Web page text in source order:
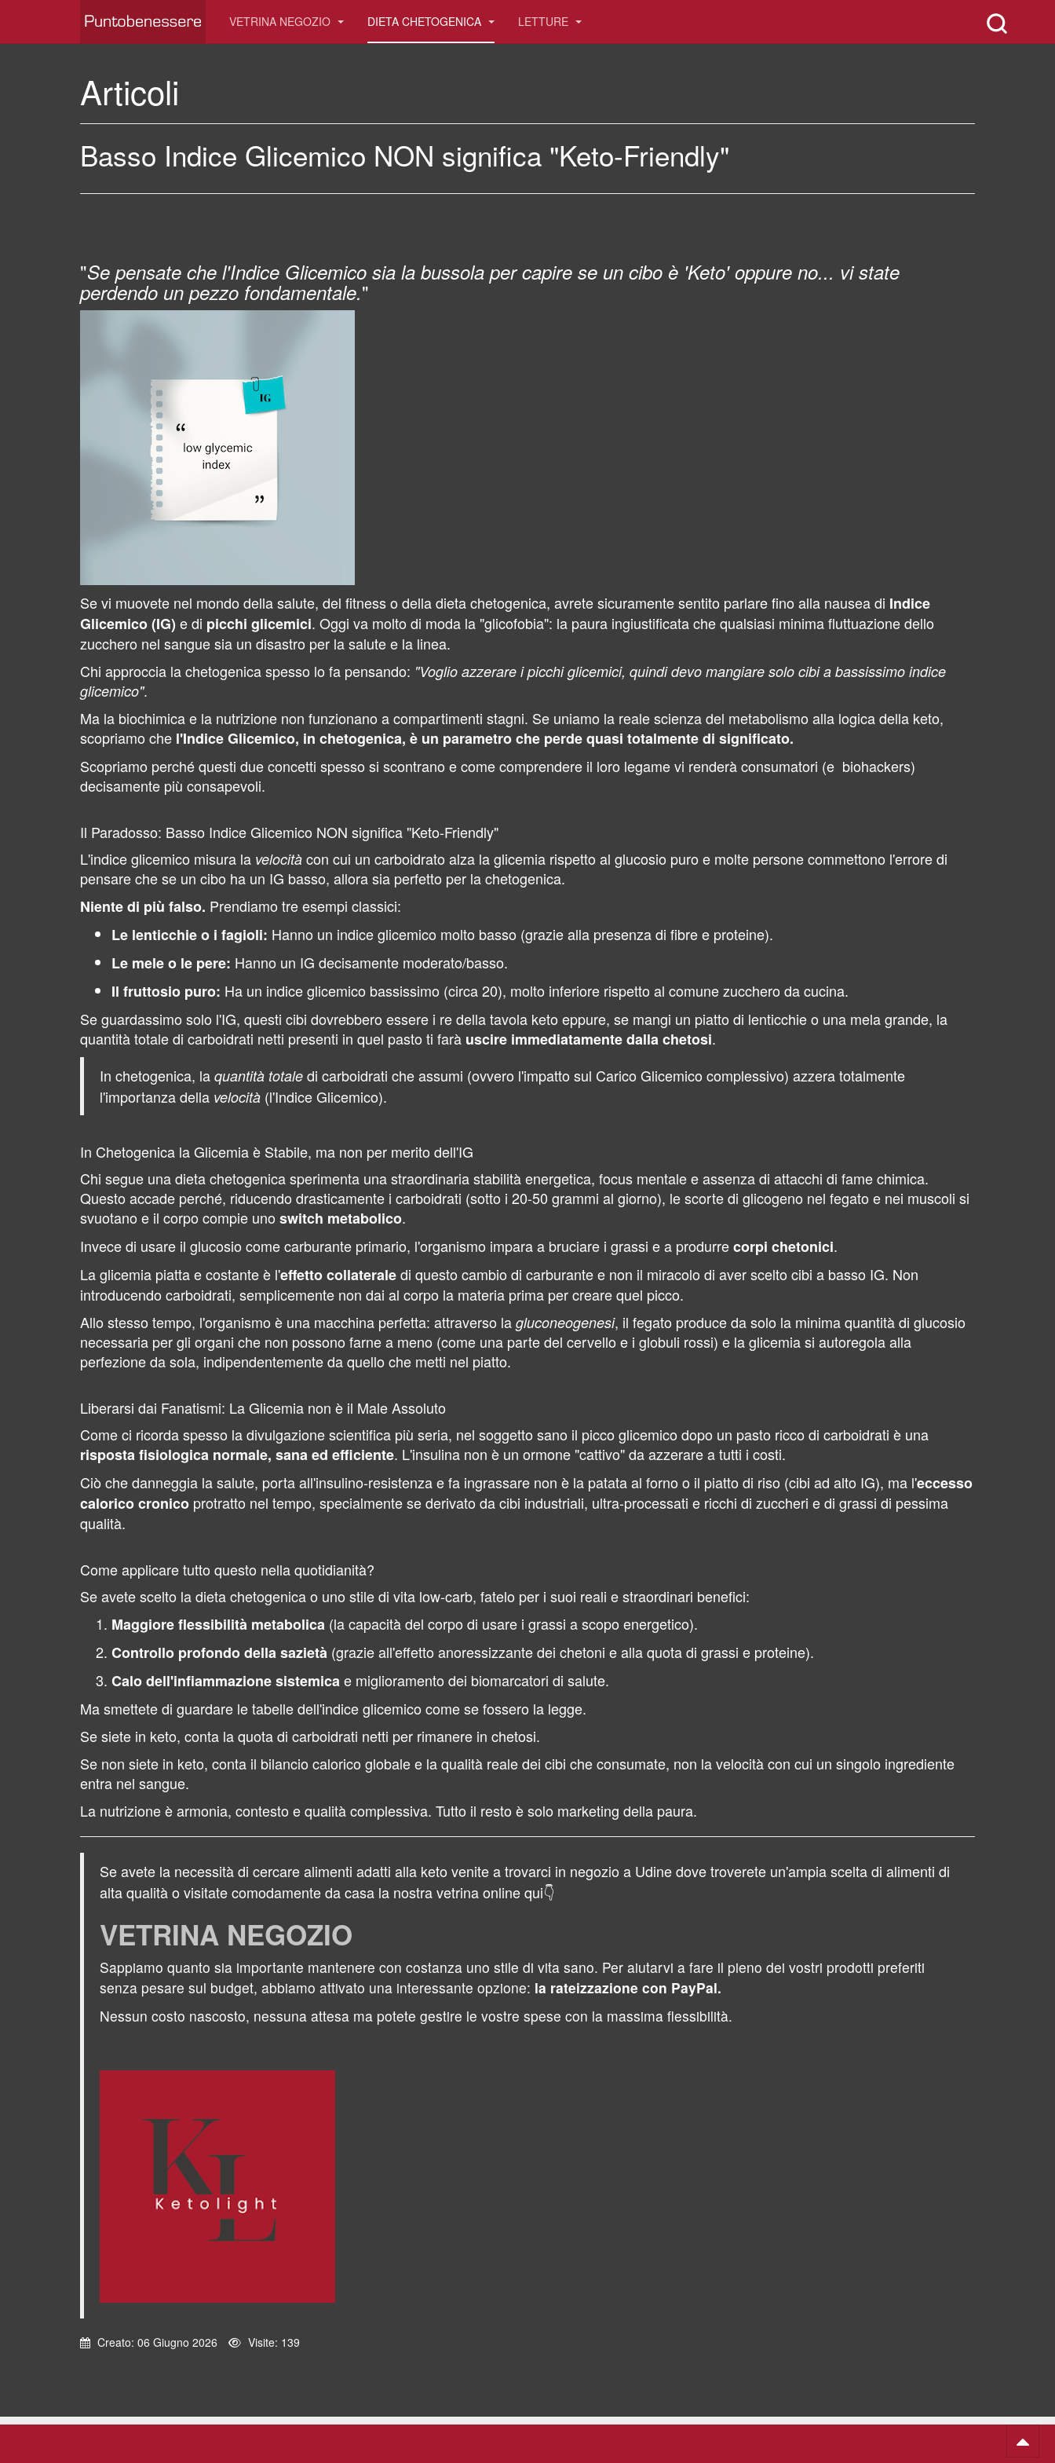
VETRINA NEGOZIO DIETA CHETOGENICA LETTURE
Articoli
Basso Indice Glicemico NON significa "Keto-Friendly"
"Se pensate che l'Indice Glicemico sia la bussola per capire se un cibo è 'Keto' oppure no... vi state
perdendo un pezzo fondamentale."
Se vi muovete nel mondo della salute, del fitness o della dieta chetogenica, avrete sicuramente sentito parlare fino alla nausea di Indice
Glicemico (IG) e di picchi glicemici. Oggi va molto di moda la "glicofobia": la paura ingiustificata che qualsiasi minima fluttuazione dello
zucchero nel sangue sia un disastro per la salute e la linea.
Chi approccia la chetogenica spesso lo fa pensando: "Voglio azzerare i picchi glicemici, quindi devo mangiare solo cibi a bassissimo indice
glicemico".
Ma la biochimica e la nutrizione non funzionano a compartimenti stagni. Se uniamo la reale scienza del metabolismo alla logica della keto,
scopriamo che l'Indice Glicemico, in chetogenica, è un parametro che perde quasi totalmente di significato.
Scopriamo perché questi due concetti spesso si scontrano e come comprendere il loro legame vi renderà consumatori (e biohackers)
decisamente più consapevoli.
Il Paradosso: Basso Indice Glicemico NON significa "Keto-Friendly"
L'indice glicemico misura la velocità con cui un carboidrato alza la glicemia rispetto al glucosio puro e molte persone commettono l'errore di
pensare che se un cibo ha un IG basso, allora sia perfetto per la chetogenica.
Niente di più falso. Prendiamo tre esempi classici:
Le lenticchie o i fagioli: Hanno un indice glicemico molto basso (grazie alla presenza di fibre e proteine).
Le mele o le pere: Hanno un IG decisamente moderato/basso.
Il fruttosio puro: Ha un indice glicemico bassissimo (circa 20), molto inferiore rispetto al comune zucchero da cucina.
Se guardassimo solo l'IG, questi cibi dovrebbero essere i re della tavola keto eppure, se mangi un piatto di lenticchie o una mela grande, la
quantità totale di carboidrati netti presenti in quel pasto ti farà uscire immediatamente dalla chetosi.
In chetogenica, la quantità totale di carboidrati che assumi (ovvero l'impatto sul Carico Glicemico complessivo) azzera totalmente
l'importanza della velocità (l'Indice Glicemico).
In Chetogenica la Glicemia è Stabile, ma non per merito dell'IG
Chi segue una dieta chetogenica sperimenta una straordinaria stabilità energetica, focus mentale e assenza di attacchi di fame chimica.
Questo accade perché, riducendo drasticamente i carboidrati (sotto i 20-50 grammi al giorno), le scorte di glicogeno nel fegato e nei muscoli si
svuotano e il corpo compie uno switch metabolico.
Invece di usare il glucosio come carburante primario, l'organismo impara a bruciare i grassi e a produrrecorpi chetonici.
La glicemia piatta e costante è l'effetto collateraledi questo cambio di carburante e non il miracolo di aver scelto cibi a basso IG. Non
introducendo carboidrati, semplicemente non dai al corpo la materia prima per creare quel picco.
Allo stesso tempo, l'organismo è una macchina perfetta: attraverso la gluconeogenesi, il fegato produce da solo la minima quantità di glucosio
necessaria per gli organi che non possono farne a meno (come una parte del cervello e i globuli rossi) e la glicemia si autoregola alla
perfezione da sola, indipendentemente da quello che metti nel piatto.
Liberarsi dai Fanatismi: La Glicemia non è il Male Assoluto
Come ci ricorda spesso la divulgazione scientifica più seria, nel soggetto sano il picco glicemico dopo un pasto ricco di carboidrati è una
risposta fisiologica normale, sana ed efficiente. L'insulina non è un ormone "cattivo" da azzerare a tutti i costi.
Ciò che danneggia la salute, porta all'insulino-resistenza e fa ingrassare non è la patata al forno o il piatto di riso (cibi ad alto IG), ma l'eccesso
calorico cronico protratto nel tempo, specialmente se derivato da cibi industriali, ultra-processati e ricchi di zuccheri e di grassi di pessima
qualità.
Come applicare tutto questo nella quotidianità?
Se avete scelto la dieta chetogenica o uno stile di vita low-carb, fatelo per i suoi reali e straordinari benefici:
Maggiore flessibilità metabolica (la capacità del corpo di usare i grassi a scopo energetico).
Controllo profondo della sazietà (grazie all'effetto anoressizzante dei chetoni e alla quota di grassi e proteine).
Calo dell'infiammazione sistemicae miglioramento dei biomarcatori di salute.
Ma smettete di guardare le tabelle dell'indice glicemico come se fossero la legge.
Se siete in keto, conta la quota di carboidrati netti per rimanere in chetosi.
Se non siete in keto, conta il bilancio calorico globale e la qualità reale dei cibi che consumate, non la velocità con cui un singolo ingrediente
entra nel sangue.
La nutrizione è armonia, contesto e qualità complessiva. Tutto il resto è solo marketing della paura.
Se avete la necessità di cercare alimenti adatti alla keto venite a trovarci in negozio a Udine dove troverete un'ampia scelta di alimenti di
alta qualità o visitate comodamente da casa la nostra vetrina online qui👇
VETRINA NEGOZIO
Sappiamo quanto sia importante mantenere con costanza uno stile di vita sano. Per aiutarvi a fare il pieno dei vostri prodotti preferiti
senza pesare sul budget, abbiamo attivato una interessante opzione: la rateizzazione con PayPal.
Nessun costo nascosto, nessuna attesa ma potete gestire le vostre spese con la massima flessibilità.
Creato: 06 Giugno 2026 Visite: 139